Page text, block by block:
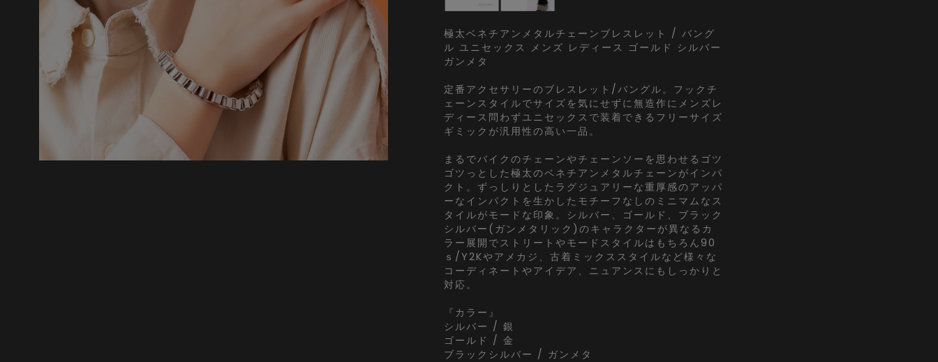
極太ベネチアンメタルチェーンブレスレット / バング
ル ユニセックス メンズ レディース ゴールド シルバー
ガンメタ
定番アクセサリーのブレスレット/バングル。フックチ
ェーンスタイルでサイズを気にせずに無造作にメンズレ
ディース問わずユニセックスで装着できるフリーサイズ
ギミックが汎用性の高い一品。
まるでバイクのチェーンやチェーンソーを思わせるゴツ
ゴツっとした極太のベネチアンメタルチェーンがインパ
クト。ずっしりとしたラグジュアリーな重厚感のアッパ
ーなインパクトを生かしたモチーフなしのミニマムなス
タイルがモードな印象。シルバー、ゴールド、ブラック
シルバー(ガンメタリック)のキャラクターが異なるカ
ラー展開でストリートやモードスタイルはもちろん90
ｓ/Y2Kやアメカジ、古着ミックススタイルなど様々な
コーディネートやアイデア、ニュアンスにもしっかりと
対応。
『カラー』
シルバー / 銀
ゴールド / 金
ブラックシルバー / ガンメタ